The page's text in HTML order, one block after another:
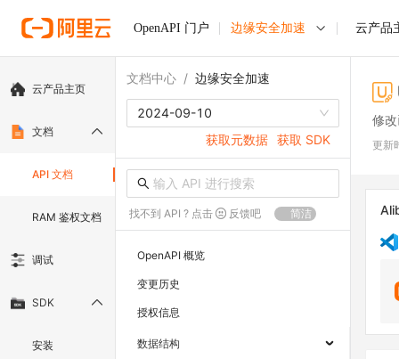
OpenAPI 门户 边缘安全加速 云产品
云产品主页
文档
API 文档
RAM 鉴权文档
调试
SDK
安装
文档中心 / 边缘安全加速
2024-09-10
获取元数据 获取 SDK
找不到 API ? 点击 反馈吧 简洁
OpenAPI 概览
变更历史
授权信息
数据结构
修
更新